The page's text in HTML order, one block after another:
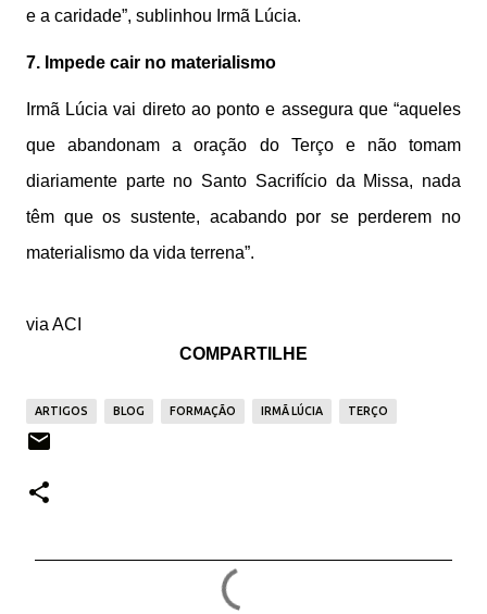
e a caridade”, sublinhou Irmã Lúcia.
7. Impede cair no materialismo
Irmã Lúcia vai direto ao ponto e assegura que “aqueles
que abandonam a oração do Terço e não tomam
diariamente parte no Santo Sacrifício da Missa, nada
têm que os sustente, acabando por se perderem no
materialismo da vida terrena”.
via ACI
COMPARTILHE
ARTIGOS BLOG FORMAÇÃO IRMÃ LÚCIA TERÇO